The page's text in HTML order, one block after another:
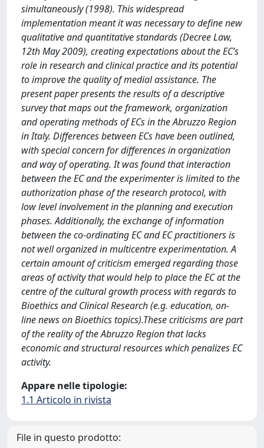
simultaneously (1998). This widespread
implementation meant it was necessary to define new
qualitative and quantitative standards (Decree Law,
12th May 2009), creating expectations about the EC’s
role in research and clinical practice and its potential
to improve the quality of medial assistance. The
present paper presents the results of a descriptive
survey that maps out the framework, organization
and operating methods of ECs in the Abruzzo Region
in Italy. Differences between ECs have been outlined,
with special concern for differences in organization
and way of operating. It was found that interaction
between the EC and the experimenter is limited to the
authorization phase of the research protocol, with
low level involvement in the planning and execution
phases. Additionally, the exchange of information
between the co-ordinating EC and EC practitioners is
not well organized in multicentre experimentation. A
certain amount of criticism emerged regarding those
areas of activity that would help to place the EC at the
centre of the cultural growth process with regards to
Bioethics and Clinical Research (e.g. education, on-
line news on Bioethics topics).These criticisms are part
of the reality of the Abruzzo Region that lacks
economic and structural resources which penalizes EC
activity.
Appare nelle tipologie:
1.1 Articolo in rivista
File in questo prodotto: